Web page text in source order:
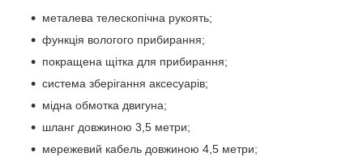
металева телескопічна рукоять;
функція вологого прибирання;
покращена щітка для прибирання;
система зберігання аксесуарів;
мідна обмотка двигуна;
шланг довжиною 3,5 метри;
мережевий кабель довжиною 4,5 метри;